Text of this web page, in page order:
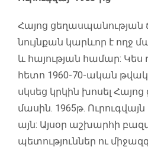
Հայոց ցեղասպանության
նույնքան կարևոր է ողջ
և հայության համար: Կես
հետո 1960-70-ական
սկսեց կրկին խոսել
մասին. 1965թ.
այն: Այսօր աշխարհի
պետություններ ու